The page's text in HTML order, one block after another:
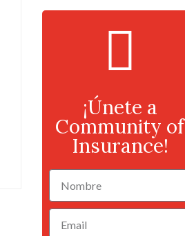
¡Únete a
Community of
Insurance!